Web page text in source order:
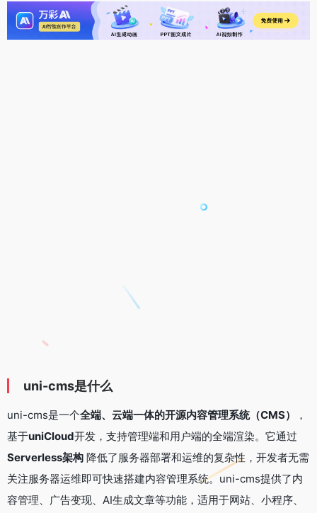
uni-cms是什么
uni-cms是一个全端、云端一体的开源内容管理系统（CMS）
，
基于uniCloud开发，支持管理端和用户端的全端渲染。它通过
Serverless架构 降低了服务器部署和运维的复杂性，开发者无需
关注服务器运维即可快速搭建内容管理系统。uni-cms提供了内
容管理、广告变现、AI生成文章等功能，适用于网站、小程序、